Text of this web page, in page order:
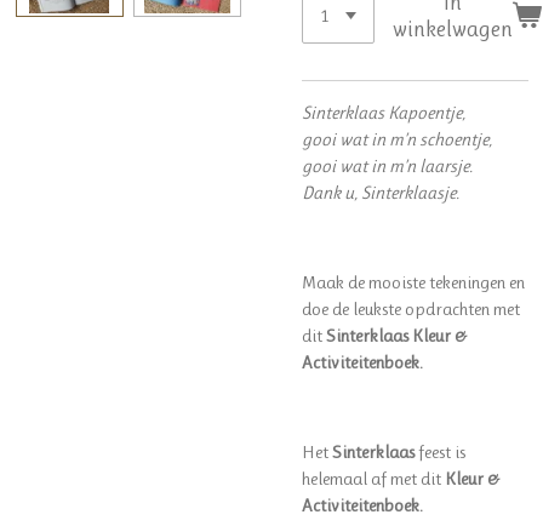
winkelwagen
Sinterklaas Kapoentje,
gooi wat in m’n schoentje,
gooi wat in m’n laarsje.
Dank u, Sinterklaasje.
Maak de mooiste tekeningen en
doe de leukste opdrachten met
ditSinterklaas Kleur &
Activiteitenboek.
HetSinterklaasfeest is
helemaal af met dit Kleur &
Activiteitenboek.